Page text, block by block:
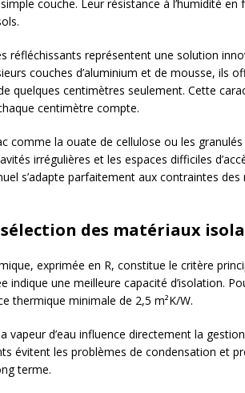
couche. Leur résistance à l’humidité
réfléchissants représentent une solution
couches d’aluminium et de mousse, ils
quelques centimètres seulement. Cette
centimètre compte.
comme la ouate de cellulose ou les
irrégulières et les espaces difficiles
s’adapte parfaitement aux contraintes
des matériaux
exprimée en R, constitue le critère
indique une meilleure capacité d’isolation.
thermique minimale de 2,5 m²K/W.
vapeur d’eau influence directement la
évitent les problèmes de condensation et
terme.